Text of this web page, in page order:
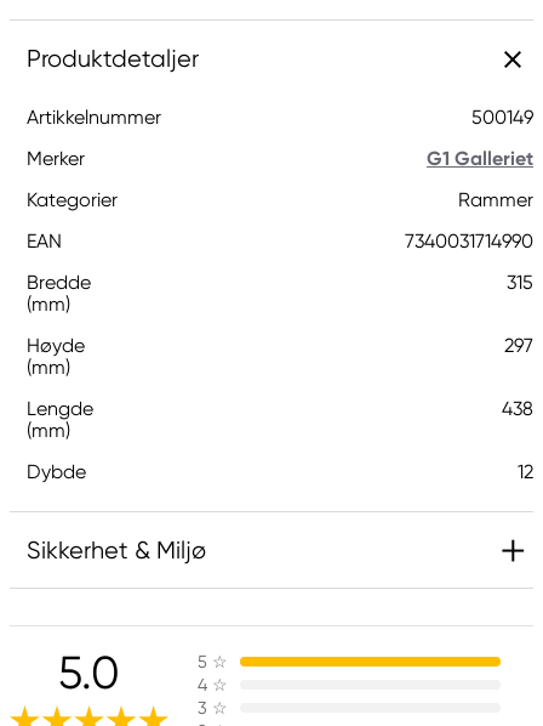
Produktdetaljer
Artikkelnummer
500149
Merker
G1 Galleriet
Kategorier
Rammer
EAN
7340031714990
Bredde
(mm)
315
Høyde
(mm)
297
Lengde
(mm)
438
Dybde 12
Sikkerhet & Miljø
Ansvarlig EU
G1 Galleriet
Galleri1 AB
5.0 5 ☆
4 ☆
3 ☆